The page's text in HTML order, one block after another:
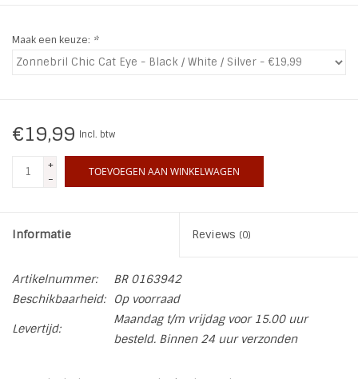
INSPIRATIE
Blog
Maak een keuze: *
€19,99 Incl. btw
+
-
TOEVOEGEN AAN WINKELWAGEN
Informatie Reviews (0)
Artikelnummer:
BR 0163942
Beschikbaarheid:
Op voorraad
Levertijd:
Maandag t/m vrijdag voor 15.00 uur
besteld. Binnen 24 uur verzonden